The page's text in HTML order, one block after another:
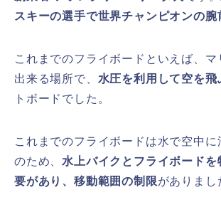
スキーの選手で世界チャンピオンの腕
これまでのフライボードといえば、マ
出来る場所で、 水圧を利用して空を飛
トボードでした。
これまでのフライボードは水で空中に
のため、 水上バイクとフライボード
要があり、移動範囲の制限がありまし